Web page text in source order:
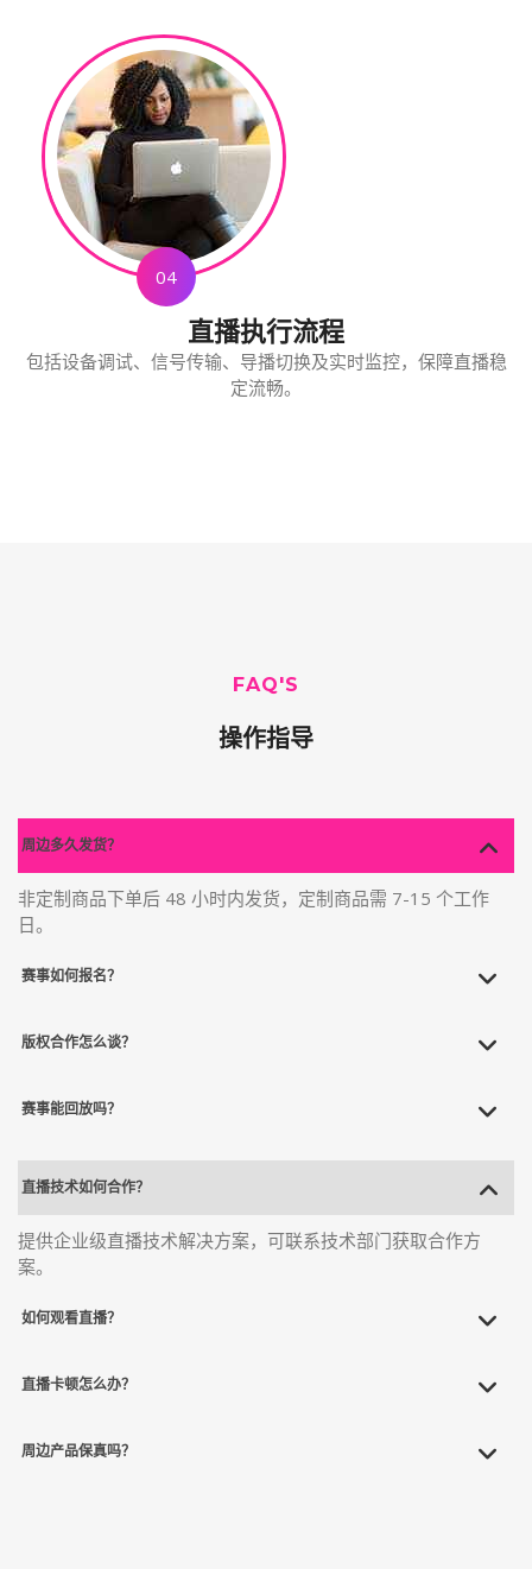
04
直播执行流程
包括设备调试、信号传输、导播切换及实时监控，保障直播稳
定流畅。
FAQ'S
操作指导
周边多久发货？
非定制商品下单后 48 小时内发货，定制商品需 7-15 个工作
日。
赛事如何报名？
版权合作怎么谈？
赛事能回放吗？
直播技术如何合作？
提供企业级直播技术解决方案，可联系技术部门获取合作方
案。
如何观看直播？
直播卡顿怎么办？
周边产品保真吗？